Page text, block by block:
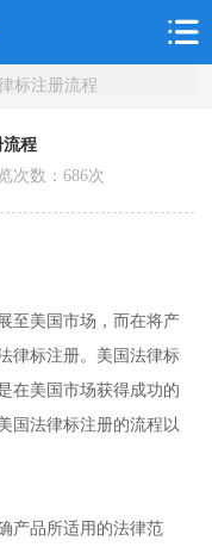
标注册流程
流程
次数：686次
至美国市场，而在将产
律标注册。美国法律标
在美国市场获得成功的
国法律标注册的流程以
产品所适用的法律范